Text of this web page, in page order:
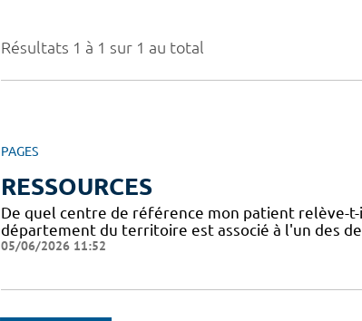
Résultats 1 à 1 sur 1 au total
PAGES
RESSOURCES
De quel centre de référence mon patient relève-
département du territoire est associé à l'un des
05/06/2026 11:52